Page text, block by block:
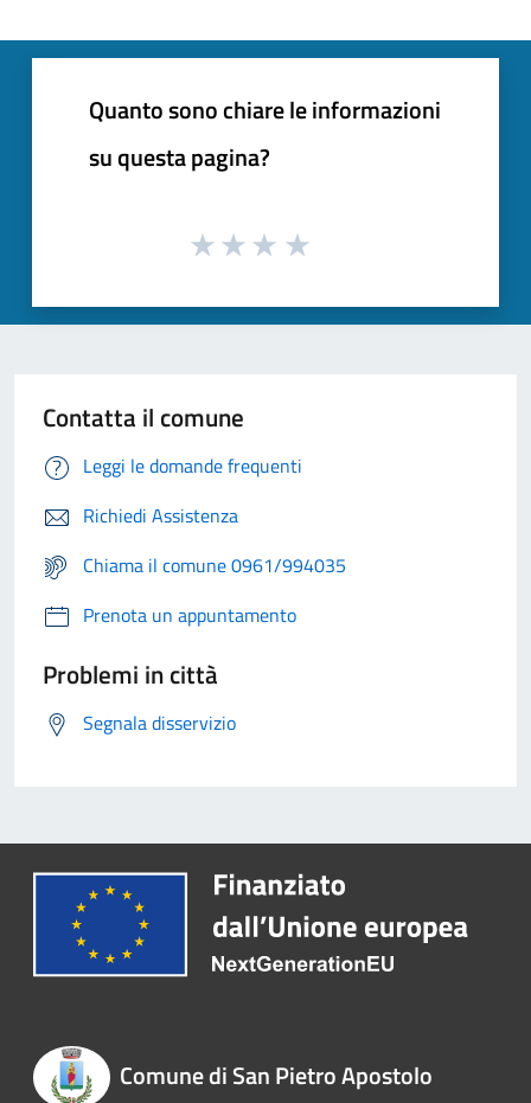
Quanto sono chiare le informazioni
su questa pagina?
Contatta il comune
Leggi le domande frequenti
Richiedi Assistenza
Chiama il comune 0961/994035
Prenota un appuntamento
Problemi in città
Segnala disservizio
Comune di San Pietro Apostolo